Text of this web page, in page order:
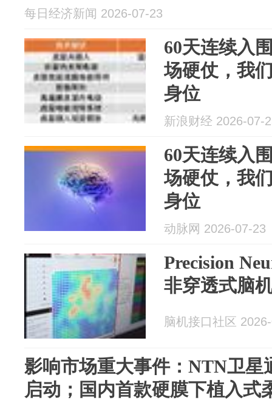
每日经济新闻 2026-07-23
60天连续入
场硬仗，我
身位
新浪财经 2026-07-
60天连续入
场硬仗，我
身位
动脉网 2026-07-23
Precision
非穿透式脑
脑机接口社区
影响市场重大事件：NTN卫星
启动；国内首款硬膜下植入式